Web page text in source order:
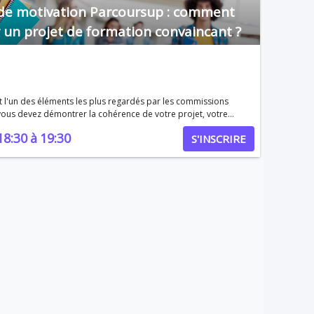
motivation Parcoursup : comment
projet de formation convaincant ?
des éléments les plus regardés par les commissions
devez démontrer la cohérence de votre projet, votre
la formation visée. Pourtant, beaucoup de candidats
dans les pièges classiques. Ce webinaire vous donne une
qui marque les commissions et maximise vos chances
à 19:30 S'INSCRIRE